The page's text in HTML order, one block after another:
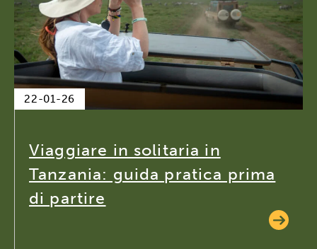
22-01-26
Viaggiare in solitaria in
Tanzania: guida pratica prima
di partire